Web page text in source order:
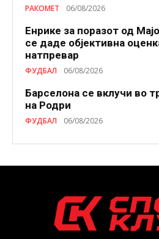
РАКОМЕТ 06/08/2026
Енрике за поразот од
се даде објективна
натпревар
ФУДБАЛ 06/08/2026
Барселона се вклучи во
на Родри
ФУДБАЛ 06/08/2026